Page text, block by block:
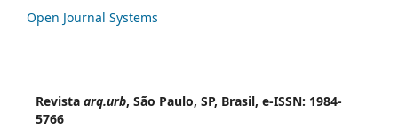
Open Journal Systems
Revista arq.urb, São Paulo, SP, Brasil, e-ISSN: 1984-
5766